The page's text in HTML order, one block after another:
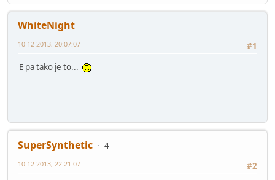
WhiteNight
#1
10-12-2013, 20:07:07
E pa tako je to...
SuperSynthetic
4
#2
10-12-2013, 22:21:07